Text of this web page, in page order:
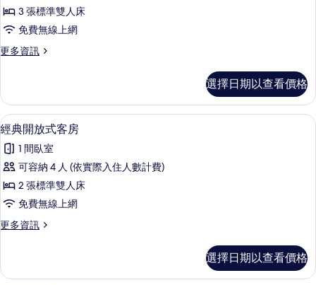
客
的
有
相
片
3 張標準雙人床
免費無線上網
更多資訊
更
客
房
的
情
選擇日期以查看價格
顯
示
經
典
開
式
房
經典開放式客房 | 迷你吧、書桌、熨
6
經典開放式客房
1 間臥室
可容納 4 人 (依實際入住人數計費)
2 張標準雙人床
免費無線上網
更多資訊
更
開
選擇日期以查看價格